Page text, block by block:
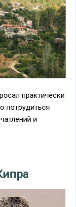
практически
потрудиться
и